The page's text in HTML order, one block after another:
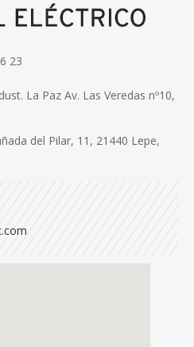
23
La Paz Av. Las Veredas nº10,
del Pilar, 11, 21440 Lepe,